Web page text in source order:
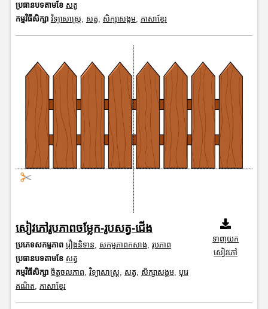
ប្រធានបទតាមខែ សត្វ
កម្មវិធីសិក្សា វិទ្យាសាស្រ្ត, សត្វ, សិក្សាសង្គម, ភាសាខ្មែរ
សៀវភៅរូបភាពចម្លែក-រូបសត្វ-ជើង
ប្រភេទសកម្មភាព រឿងនិទាន, សកម្មភាពកសាង, រូបភាព
ប្រធានបទតាមខែ សត្វ
កម្មវិធីសិក្សា ចិត្តចលភាព, វិទ្យាសាស្រ្ត, សត្វ, សិក្សាសង្គម, បុរេ
គណិត, ភាសាខ្មែរ
ទាញយក
សៀវភៅ